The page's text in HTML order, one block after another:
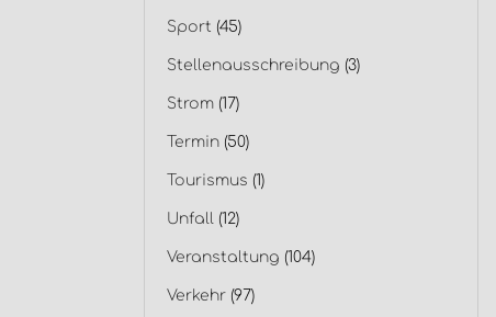
Sport (45)
Stellenausschreibung (3)
Strom(17)
Termin(50)
Tourismus (1)
Unfall (12)
Veranstaltung (104)
Verkehr(97)